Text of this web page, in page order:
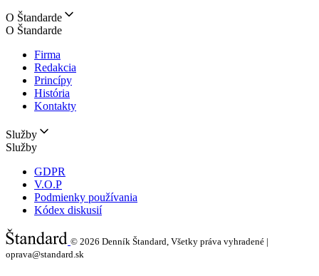
O Štandarde
O Štandarde
Firma
Redakcia
Princípy
História
Kontakty
Služby
Služby
GDPR
V.O.P
Podmienky používania
Kódex diskusií
© 2026 Denník Štandard, Všetky práva vyhradené |
oprava@standard.sk